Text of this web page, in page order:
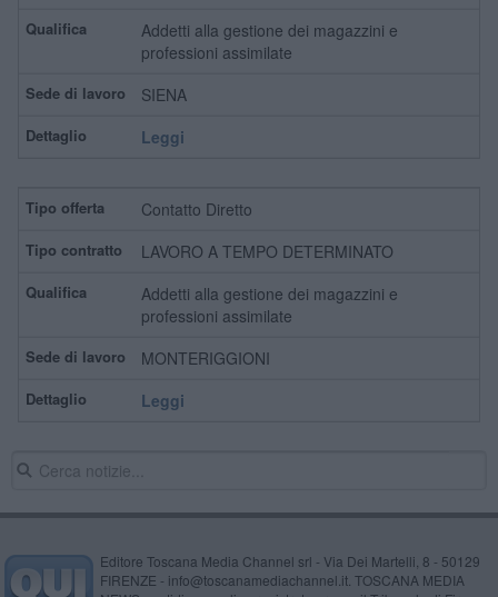
Addetti alla gestione dei magazzini e
professioni assimilate
SIENA
Leggi
Contatto Diretto
LAVORO A TEMPO DETERMINATO
Addetti alla gestione dei magazzini e
professioni assimilate
MONTERIGGIONI
Leggi
Editore Toscana Media Channel srl - Via Dei Martelli, 8 - 50129
FIRENZE - info@toscanamediachannel.it. TOSCANA MEDIA